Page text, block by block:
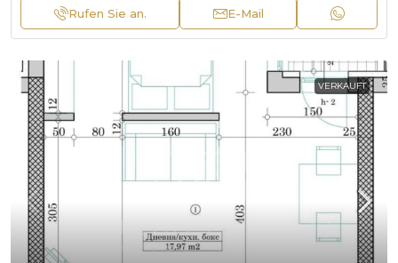
Rufen Sie an. E-Mail
VERKAUFT